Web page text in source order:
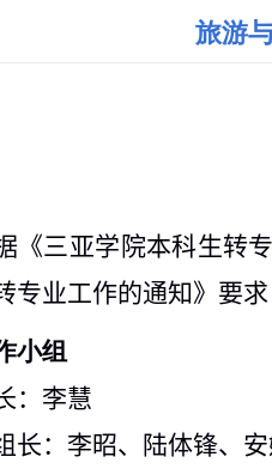
旅游
《三亚学院本科生转
专业工作的通知》要求
小组
：李慧
长：李昭、陆体锋、